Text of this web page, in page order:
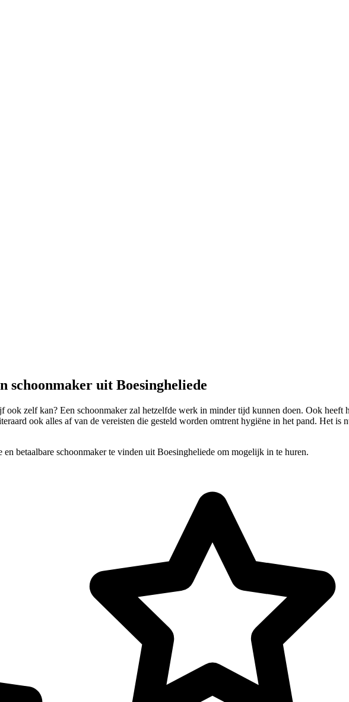
schoonmaker uit Boesingheliede
ook zelf kan? Een schoonmaker zal hetzelfde werk in minder tijd kunnen doen. Ook
ook alles af van de vereisten die gesteld worden omtrent hygiëne in het pand. Het is
en betaalbare schoonmaker te vinden uit Boesingheliede om mogelijk in te huren.